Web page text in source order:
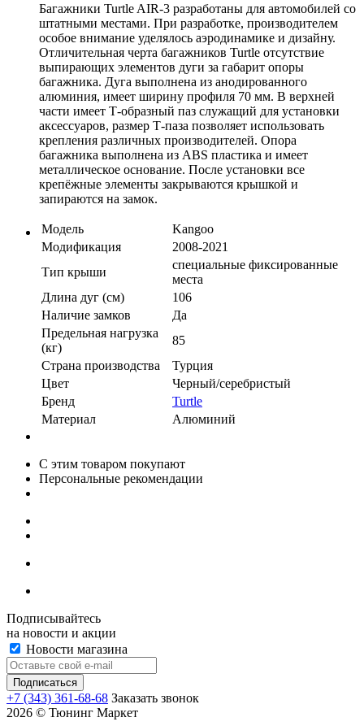
Багажники Turtle AIR-3 разработаны для автомобилей со
штатными местами. При разработке, производителем
особое внимание уделялось аэродинамике и дизайну.
Отличительная черта багажников Turtle отсутствие
выпирающих элементов дуги за габарит опоры
багажника. Дуга выполнена из анодированного
алюминия, имеет ширину профиля 70 мм. В верхней
части имеет Т-образный паз служащий для установки
аксессуаров, размер Т-паза позволяет использовать
крепления различных производителей. Опора
багажника выполнена из ABS пластика и имеет
металлическое основание. После установки все
крепёжные элементы закрываются крышкой и
запираются на замок.
Модель
Kangoo
Модификация
2008-2021
Тип крыши
специальные фиксированные
места
Длина дуг (см)
106
Наличие замков
Да
Предельная нагрузка
(кг)
85
Страна производства
Турция
Цвет
Черный/серебристый
Бренд
Turtle
Материал
Алюминий
С этим товаром покупают
Персональные рекомендации
Подписывайтесь
на новости и акции
Новости магазина
+7 (343) 361-68-68 Заказать звонок
2026 © Тюнинг Маркет